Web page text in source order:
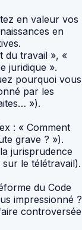
en valeur vos
en
du travail », «
juridique ».
pourquoi vous
par les
»).
: « Comment
grave ? »).
jurisprudence
le télétravail).
du Code
impressionné ?
controversée